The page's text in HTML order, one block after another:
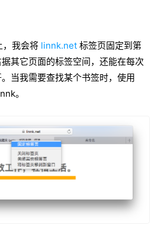
，我会将 linnk.net 标签页固定到第
其它页面的标签空间，还能在每次
当我需要查找某个书签时，使用
。